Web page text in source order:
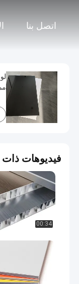
اتصل بنا
فيديوهات
00:34